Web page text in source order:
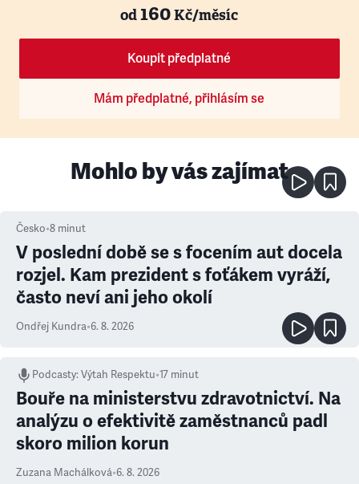
od160Kč/měsíc
Koupit předplatné
Mám předplatné, přihlásím se
Mohlo by vás zajímat
Česko•8 minut
V poslední době se s focením aut docela
rozjel. Kam prezident s foťákem vyráží,
často neví ani jeho okolí
Ondřej Kundra•6. 8. 2026
Podcasty:Výtah Respektu•17 minut
Bouře na ministerstvu zdravotnictví. Na
analýzu o efektivitě zaměstnanců padl
skoro milion korun
Zuzana Machálková•6. 8. 2026